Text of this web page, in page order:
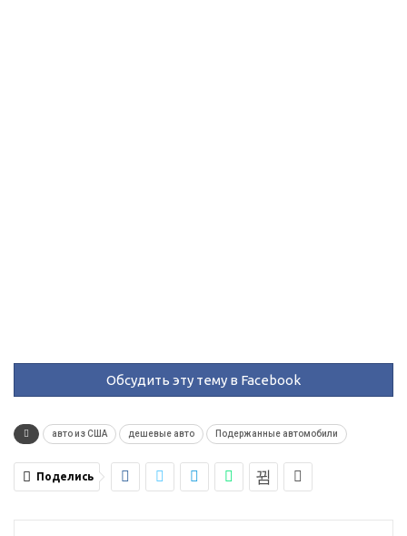
Обсудить эту тему в Facebook
авто из США дешевые авто Подержанные автомобили
Поделись